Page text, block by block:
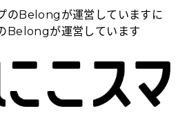
のBelongが運営しています に
Belongが運営しています